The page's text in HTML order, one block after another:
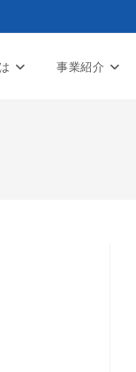
事業紹介